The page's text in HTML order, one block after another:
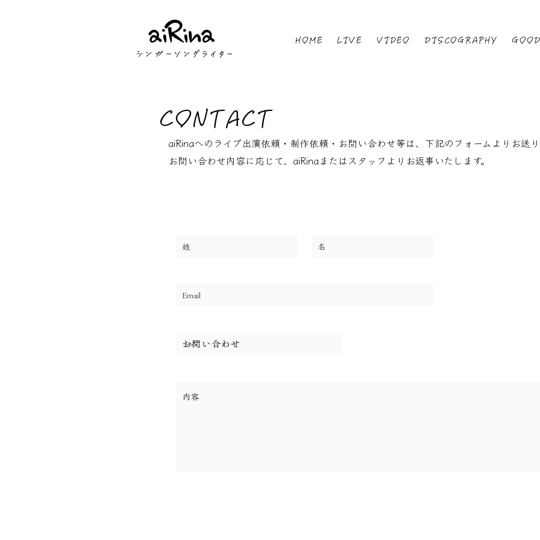
HOME LIVE VIDEO DISCOGRAPHY
​シンガーソングライター
​CONTACT
aiRinaへの​ライブ出演依頼・制作依頼・お問い合わせ等は、下記のフォームよりお送
​お問い合わせ内容に応じて、aiRinaまたはスタッフよりお返事いたします。